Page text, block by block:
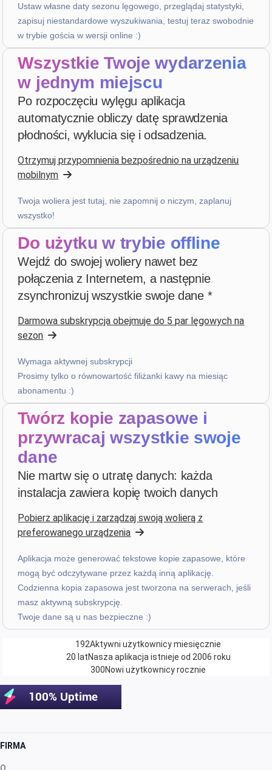
PHILIPPE JAUFFRIT ·France
star
“Je rencontre des bugues”
3 tygodnie temu
A... ·Italy
starstarstarstarstar v4.3.21
Ocena pięciogwiazdkowa
3 tygodnie temu
Patrick Salmon ·France
star
Ocena pięciogwiazdkowa
4 tygodnie temu
starstarstarstarstar v4.3.21
“ancora qualche piccola integrazione ma andiamo
Hans van de wetering · Nederland
v4.3.21
“Te veel kans op foutieve ingave van data. Wordt te
complex door uitbreiding mogelijkheden.”
w zeszłym miesiącu
Z. E. ·Switzerland
starstarstarstarstar
Ocena pięciogwiazdkowa
w zeszłym miesiącu
Uanderson Andrade
Ocena pięciogwiazdkowa
Ustaw własne daty sezonu lęgowego, przeglądaj statystyki,
zapisuj niestandardowe wyszukiwania, testuj teraz swobodnie
w trybie gościa w wersji online :)
Wszystkie Twoje wydarzenia
w jednym miejscu
Po rozpoczęciu wylęgu aplikacja
automatycznie obliczy datę sprawdzenia
płodności, wyklucia się i odsadzenia.
Otrzymuj przypomnienia bezpośrednio na urządzeniu
mobilnym
Twoja woliera jest tutaj, nie zapomnij o niczym, zaplanuj
wszystko!
Do użytku w trybie offline
Wejdź do swojej woliery nawet bez
połączenia z Internetem, a następnie
zsynchronizuj wszystkie swoje dane *
Darmowa subskrypcja obejmuje do 5 par lęgowych na
sezon
Wymaga aktywnej subskrypcji
Prosimy tylko o równowartość filiżanki kawy na miesiąc
abonamentu :)
Twórz kopie zapasowe i
przywracaj wszystkie swoje
dane
Nie martw się o utratę danych: każda
instalacja zawiera kopię twoich danych
Pobierz aplikację i zarządzaj swoją wolierą z
preferowanego urządzenia
Aplikacja może generować tekstowe kopie zapasowe, które
mogą być odczytywane przez każdą inną aplikację.
Codzienna kopia zapasowa jest tworzona na serwerach, jeśli
masz aktywną subskrypcję.
Twoje dane są u nas bezpieczne :)
Aktywni użytkownicy miesięcznie
192
Nasza aplikacja istnieje od 2006 roku
20 lat
Nowi użytkownicy rocznie
300
FIRMA